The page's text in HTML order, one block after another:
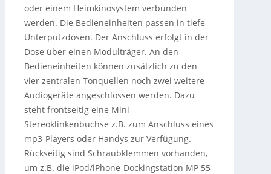
oder einem Heimkinosystem verbunden
werden. Die Bedieneinheiten passen in tiefe
Unterputzdosen. Der Anschluss erfolgt in der
Dose über einen Modulträger. An den
Bedieneinheiten können zusätzlich zu den
vier zentralen Tonquellen noch zwei weitere
Audiogeräte angeschlossen werden. Dazu
steht frontseitig eine Mini-
Stereoklinkenbuchse z.B. zum Anschluss eines
mp3-Players oder Handys zur Verfügung.
Rückseitig sind Schraubklemmen vorhanden,
um z.B. die iPod/iPhone-Dockingstation MP 55